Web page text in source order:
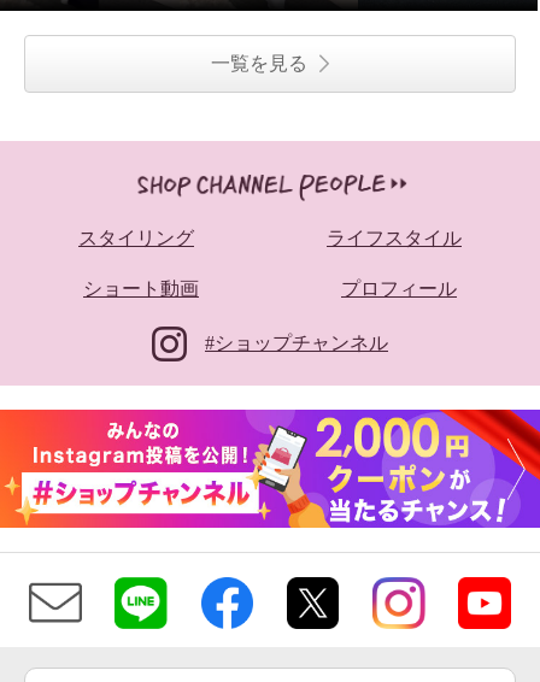
一覧を見る
スタイリング ライフスタイル
ショート動画 プロフィール
#ショップチャンネル